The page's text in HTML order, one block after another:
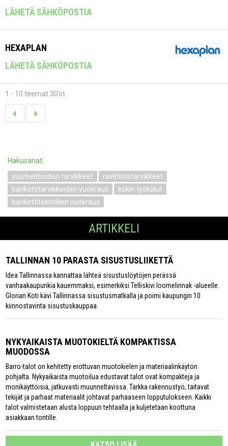
LÄHETÄ SÄHKÖPOSTIA
HEXAPLAN
LÄHETÄ SÄHKÖPOSTIA
1 - 10 teemat 30'st
Hakusanat:
suurkeittiöiden tarvikkeet
ravintolatarvikkeet
bankettitarvikkeiden vuokraus
kokin työkalut
bankettitekstiilien vuokraus
ARTIKKELI
TALLINNAN 10 PARASTA SISUSTUSLIIKETTÄ
Idea Tallinnassa kannattaa lähteä sisustuslöytöjen perässä
vanhaakaupunkia kauemmaksi, esimerkiksi Telliskivi loomelinnak -alueelle.
Glorian Koti kävi Tallinnassa sisustusmatkalla ja poimi kaupungin 10
kiinnostavinta sisustuskauppaa.
NYKYAIKAISTA MUOTOKIELTÄ KOMPAKTISSA
MUODOSSA
Barro-talot on kehitetty erottuvan muotokielen ja materiaalinkäytön
pohjalta. Nykyaikaista muotoilua edustavat talot ovat kompakteja ja
monikäyttöisiä, jatkuvasti muunneltavissa. Tarkka rakennustyö, taitavat
tekijät ja parhaat materiaalit johtavat parhaaseen lopputulokseen. Kaikki
talot valmistetaan alusta loppuun tehtaalla ja kuljetetaan koottuna
asiakkaan tontille.